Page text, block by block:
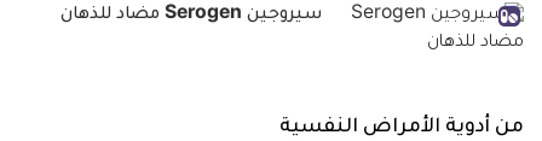
سيروجين Serogen مضاد للذهان
من أدوية الأمراض النفسية